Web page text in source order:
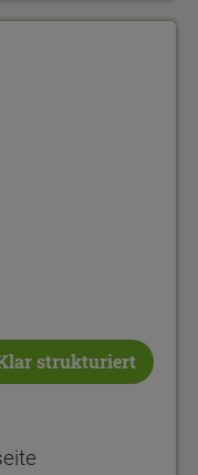
strukturiert